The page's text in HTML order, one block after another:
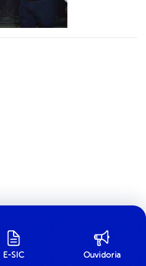
E-SIC Ouvidoria